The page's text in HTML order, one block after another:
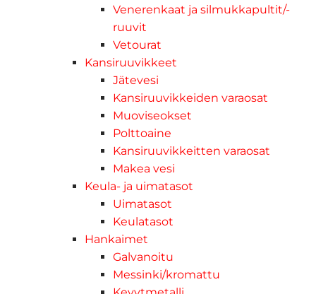
Venerenkaat ja silmukkapultit/-
ruuvit
Vetourat
Kansiruuvikkeet
Jätevesi
Kansiruuvikkeiden varaosat
Muoviseokset
Polttoaine
Kansiruuvikkeitten varaosat
Makea vesi
Keula- ja uimatasot
Uimatasot
Keulatasot
Hankaimet
Galvanoitu
Messinki/kromattu